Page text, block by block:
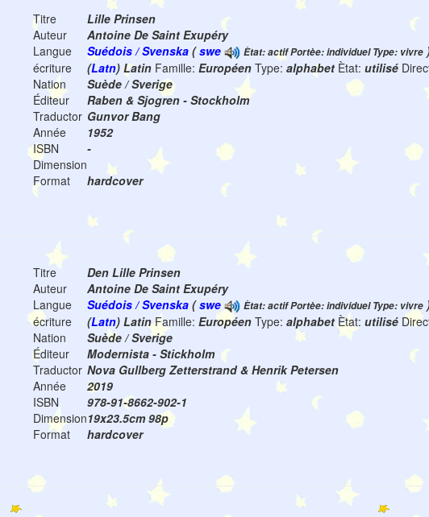
Titre
Lille Prinsen
Auteur
Antoine De Saint Exupéry
Langue
Suédois / Svenska (swe Ètat: actif Portèe: individuel Type: vivre
écriture
(Latn) Latin Famille: Européen Type: alphabet Ètat: utilisé
Nation
Suède / Sverige
Éditeur
Raben & Sjogren - Stockholm
Traductor Gunvor Bang
Année
1952
ISBN
-
Dimension
Format
hardcover
Titre
Den Lille Prinsen
Auteur
Antoine De Saint Exupéry
Langue
Suédois / Svenska (swe Ètat: actif Portèe: individuel Type: vivre
écriture
(Latn) LatinFamille: Européen Type: alphabet Ètat: utilisé
Nation
Suède / Sverige
Éditeur
Modernista - Stickholm
Traductor Nova Gullberg Zetterstrand & Henrik Petersen
Année
2019
ISBN
978-91-8662-902-1
Dimension19x23.5cm 98p
Format
hardcover